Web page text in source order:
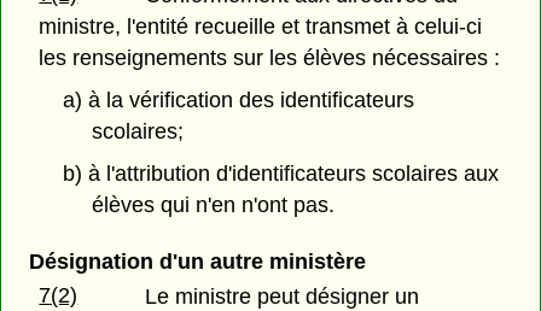
ministre, l'entité recueille et transmet à celui-ci
les renseignements sur les élèves nécessaires :
a) à la vérification des identificateurs
scolaires;
b) à l'attribution d'identificateurs scolaires aux
élèves qui n'en n'ont pas.
Désignation d'un autre ministère
7(2)
Le ministre peut désigner un